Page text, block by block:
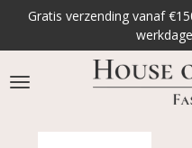
naar
de
hoofdinhoud
Gratis verzending vanaf